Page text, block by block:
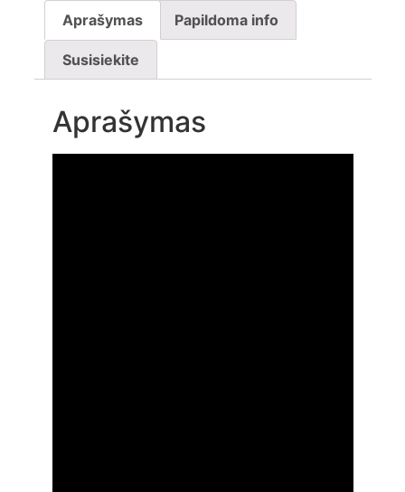
Aprašymas Papildoma info
Susisiekite
Aprašymas